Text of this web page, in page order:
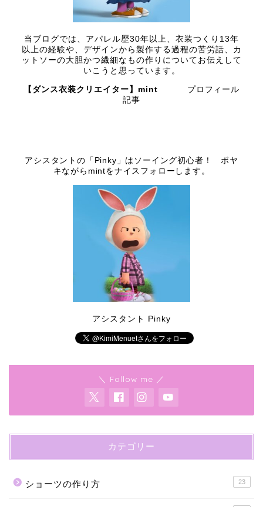
当ブログでは、アパレル歴30年以上、衣装つくり13年
以上の経験や、デザインから製作する過程の苦労話、カ
ットソーの大胆かつ繊細なもの作りについてお伝えして
いこうと思っています。
【ダンス衣装クリエイター】mint プロフィール
記事
アシスタントの「Pinky」はソーイング初心者！ ボヤ
キながらmintをナイスフォローします。
アシスタント Pinky
＼ Follow me ／
カテゴリー
ショーツの作り方 23